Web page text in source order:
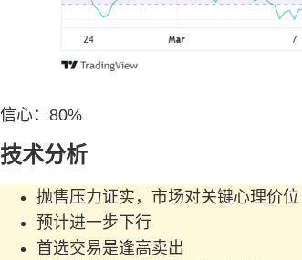
信心：80%
技术分析
抛售压力证实，市场对关键心理价
预计进一步下行
首选交易是逢高卖出